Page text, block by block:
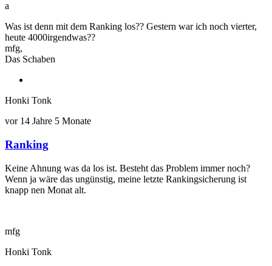
Rankingbeschreibung
ergänzt
von
Honki
Tonk
a
Was ist denn mit dem Ranking los?? Gestern war ich noch vierter,
heute 4000irgendwas??
mfg,
Das Schaben
Honki Tonk
vor 14 Jahre 5 Monate
Antwort
a
von
Das
Ranking
Keine Ahnung was da los ist. Besteht das Problem immer noch?
Wenn ja wäre das ungünstig, meine letzte Rankingsicherung ist
knapp nen Monat alt.
mfg
Honki Tonk